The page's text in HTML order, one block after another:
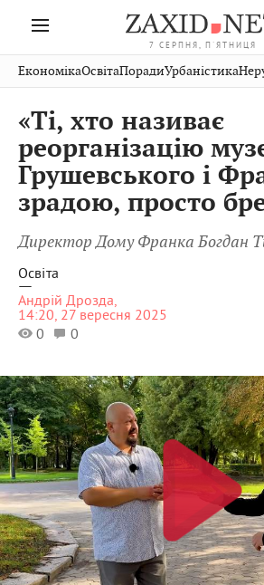
7 СЕРПНЯ, П'ЯТНИЦЯ
Івано-
Франківськ
Волинь
Закарпаття
Рівне
Чернівці
Шептицький
Стрий
Хмельницький
Вінниця
Кіно
Фото
ЕкономікаОсвітаПорадиУрбаністика
«Ті, хто називає
реорганізацію
Грушевського і
зрадою, просто
Директор Дому Франка Богдан
Освіта
—
Андрій Дрозда,
14:20, 27 вересня 2025
0
0